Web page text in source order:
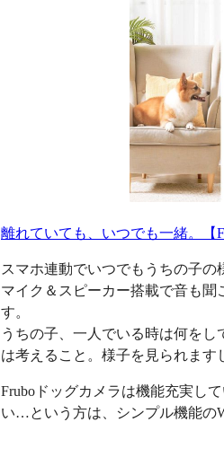
離れていても、いつでも一緒。【
スマホ連動でいつでもうちの子の
マイク＆スピーカー搭載で音も聞
す。
うちの子、一人でいる時は何を
は考えること。様子を見られます
Fruboドッグカメラは機能充実し
い…という方は、シンプル機能の